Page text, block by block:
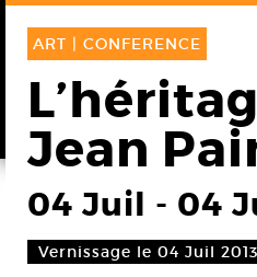
ART | CONFERENCE
Jean
04 Juil - 04
Vernissage le 04 Juil 2013